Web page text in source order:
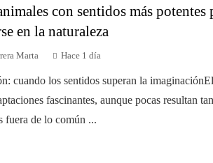
con sentidos más potentes
en la naturaleza
Marta Hace 1 día
cuando los sentidos superan la
fascinantes, aunque pocas resultan
fuera de lo común ...